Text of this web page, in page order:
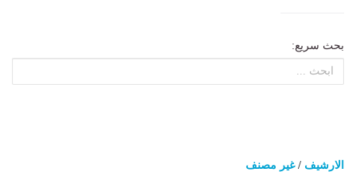
بحث سريع:
الارشيف /غير مصنف